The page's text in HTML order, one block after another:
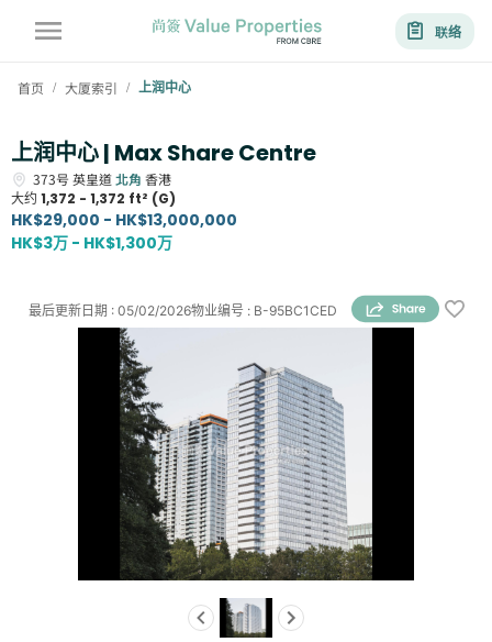
联络
首页 / 大厦索引 / 上润中心
上润中心 | Max Share Centre
373号 英皇道北角 香港
大约 1,372 - 1,372 ft² (G)
HK$29,000 - HK$13,000,000
HK$3万 - HK$1,300万
物业编号 : B-95BC1CED
最后更新日期 : 05/02/2026